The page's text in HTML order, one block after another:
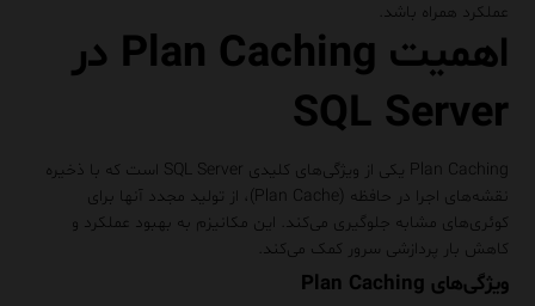
عملکرد همراه باشد.
اهمیت Plan Caching در
SQL Server
Plan Caching
یکی از ویژگی‌های کلیدی SQL Server است که با ذخیره
نقشه‌های اجرا در حافظه (Plan Cache)، از تولید مجدد آنها برای
کوئری‌های مشابه جلوگیری می‌کند. این مکانیزم به بهبود عملکرد و
کاهش بار پردازشی سرور کمک می‌کند.
ویژگی‌های Plan Caching